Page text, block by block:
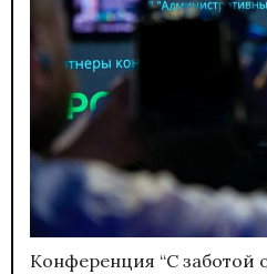
Конференция “С заботой